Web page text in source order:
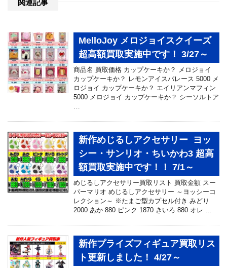
関連記事
MelloJoy メロジョイスクイーズ
超高額買取実施中です！ 3/27～
商品名 買取価格 カップケーキか？ メロジョイ
カップケーキか？ レモンアイスパレース 5000 メ
ロジョイ カップケーキか？ エイリアンマフィン
5000 メロジョイ カップケーキか？ シーソルトア
新作めじるしアクセサリー ヨッ
シー・サンリオ・ちいかわ3 超高
額買取実施中です！！ 7/1～
めじるしアクセサリー買取リスト 買取金額 スー
パーマリオ めじるしアクセサリー ～ヨッシーコ
レクション～ ※たまご型カプセル付き みどり
2000 あか 880 ピンク 1870 きいろ 880 オレ …
新作プライズフィギュア買取リス
ト更新しました！ 4/27～